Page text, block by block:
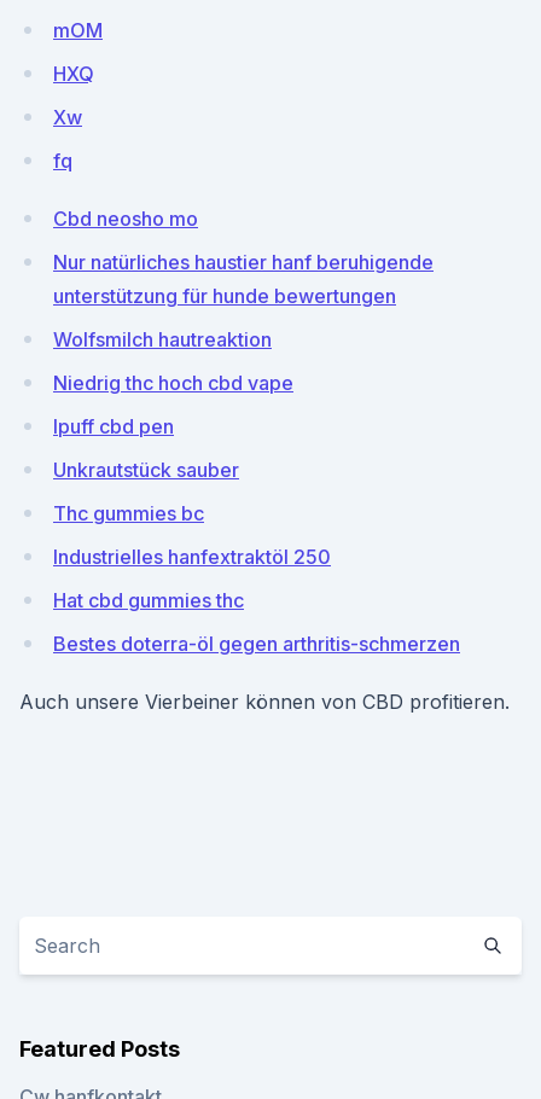
mOM
HXQ
Xw
fq
Cbd neosho mo
Nur natürliches haustier hanf beruhigende
unterstützung für hunde bewertungen
Wolfsmilch hautreaktion
Niedrig thc hoch cbd vape
Ipuff cbd pen
Unkrautstück sauber
Thc gummies bc
Industrielles hanfextraktöl 250
Hat cbd gummies thc
Bestes doterra-öl gegen arthritis-schmerzen
Auch unsere Vierbeiner können von CBD profitieren.
Featured Posts